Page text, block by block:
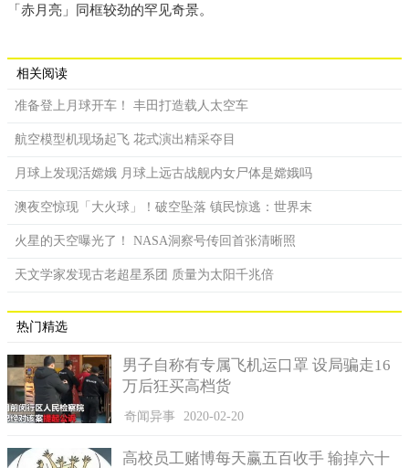
「赤月亮」同框较劲的罕见奇景。
相关阅读
准备登上月球开车！ 丰田打造载人太空车
航空模型机现场起飞 花式演出精采夺目
月球上发现活嫦娥 月球上远古战舰内女尸体是嫦娥吗
澳夜空惊现「大火球」！破空坠落 镇民惊逃：世界末
火星的天空曝光了！ NASA洞察号传回首张清晰照
天文学家发现古老超星系团 质量为太阳千兆倍
热门精选
男子自称有专属飞机运口罩 设局骗走16
万后狂买高档货
奇闻异事 2020-02-20
高校员工赌博每天赢五百收手 输掉六十